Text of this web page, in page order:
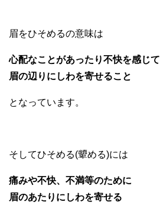
眉をひそめるの意味は
心配なことがあったり不快を感じて
眉の辺りにしわを寄せること
となっています。
そしてひそめる(顰める)には
痛みや不快、不満等のために
眉のあたりにしわを寄せる